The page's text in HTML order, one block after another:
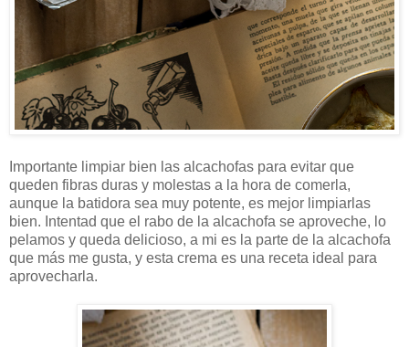
Importante limpiar bien las alcachofas para evitar que
queden fibras duras y molestas a la hora de comerla,
aunque la batidora sea muy potente, es mejor limpiarlas
bien. Intentad que el rabo de la alcachofa se aproveche, lo
pelamos y queda delicioso, a mi es la parte de la alcachofa
que más me gusta, y esta crema es una receta ideal para
aprovecharla.